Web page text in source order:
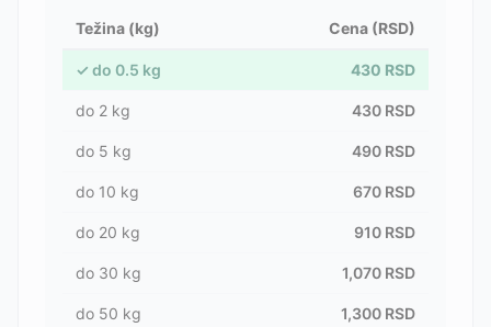
Težina (kg) Cena (RSD)
✓ do 0.5 kg 430 RSD
do 2 kg 430 RSD
do 5 kg 490 RSD
do 10 kg 670 RSD
do 20 kg 910 RSD
do 30 kg 1,070 RSD
do 50 kg 1,300 RSD